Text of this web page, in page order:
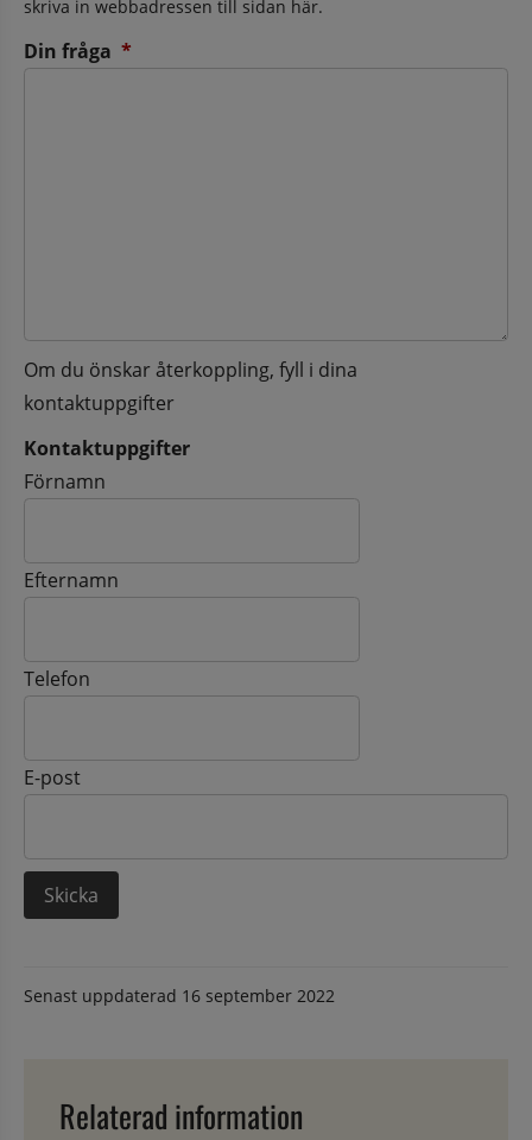
skriva in webbadressen till sidan här.
Din fråga *
Om du önskar återkoppling, fyll i dina
kontaktuppgifter
Kontaktuppgifter
Kontaktuppgifter
Förnamn
Efternamn
Telefon
E-post
Senast uppdaterad 16 september 2022
Relaterad information